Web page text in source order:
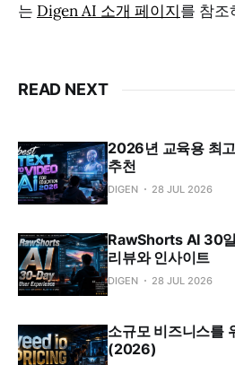
는 Digen AI 소개 페이지를 참조
READ NEXT
2026년 교육용 최
추천
DIGEN 28 JUL 2026
RawShorts AI 30
리뷰와 인사이트
DIGEN 28 JUL 2026
소규모 비즈니스를
(2026)